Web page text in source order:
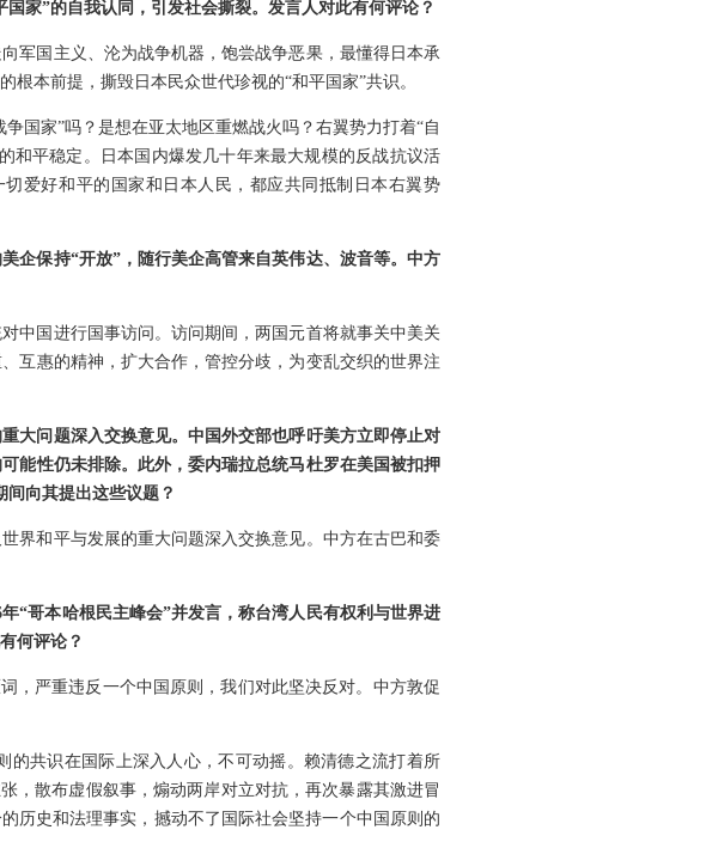
家”的自我认同，引发社会撕裂。发言人对此有何评论？
军国主义、沦为战争机器，饱尝战争恶果，最懂得日本承
本前提，撕毁日本民众世代珍视的“和平国家”共识。
国家”吗？是想在亚太地区重燃战火吗？右翼势力打着“自
和平稳定。日本国内爆发几十年来最大规模的反战抗议活
爱好和平的国家和日本人民，都应共同抵制日本右翼势
企保持“开放”，随行美企高管来自英伟达、波音等。中方
中国进行国事访问。访问期间，两国元首将就事关中美关
互惠的精神，扩大合作，管控分歧，为变乱交织的世界注
大问题深入交换意见。中国外交部也呼吁美方立即停止对
能性仍未排除。此外，委内瑞拉总统马杜罗在美国被扣押
向其提出这些议题？
界和平与发展的重大问题深入交换意见。中方在古巴和委
“哥本哈根民主峰会”并发言，称台湾人民有权利与世界进
何评论？
，严重违反一个中国原则，我们对此坚决反对。中方敦促
的共识在国际上深入人心，不可动摇。赖清德之流打着所
，散布虚假叙事，煽动两岸对立对抗，再次暴露其激进冒
历史和法理事实，撼动不了国际社会坚持一个中国原则的